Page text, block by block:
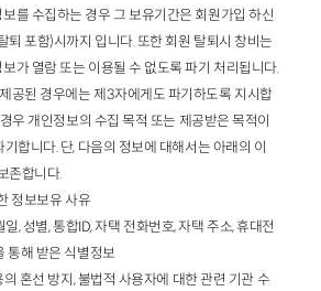
를 수집하는 경우 그 보유기간은 회원가입 하신
퇴 포함)시까지 입니다. 또한 회원 탈퇴시 창비는
가 열람 또는 이용될 수 없도록 파기 처리됩니다.
공된 경우에는 제3자에게도 파기하도록 지시합
우 개인정보의 수집 목적 또는 제공받은 목적이
합니다. 단, 다음의 정보에 대해서는 아래의 이
존합니다.
정보보유 사유
, 성별, 통합ID, 자택 전화번호, 자택 주소, 휴대전
통해 받은 식별정보
혼선 방지, 불법적 사용자에 대한 관련 기관 수